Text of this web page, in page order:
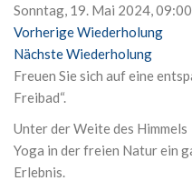
Sonntag, 19. Mai 2024,
Vorherige Wiederholung
Nächste Wiederholung
Freuen Sie sich auf eine
Freibad“.
Unter der Weite des
Yoga in der freien Natur ein
Erlebnis.